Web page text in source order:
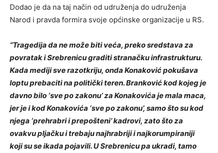
Dodao je da na taj način od udruženja do udruženja
Narod i pravda formira svoje općinske organizacije u RS.
“Tragedija da ne može biti veća, preko sredstava za
povratak i Srebrenicu graditi stranačku infrastrukturu.
Kada mediji sve razotkriju, onda Konaković pokušava
loptu prebaciti na politički teren. Branković kod kojeg je
davno bilo ‘sve po zakonu’ za Konakovića je mala maca,
jer je i kod Konakovića ‘sve po zakonu’, samo što su kod
njega ‘prehrabri i prepošteni’ kadrovi, zato što za
ovakvu pljačku i trebaju najhrabriji i najkorumpiraniji
koji su se ikada pojavili. U Srebrenicu pa ukradi, tamo